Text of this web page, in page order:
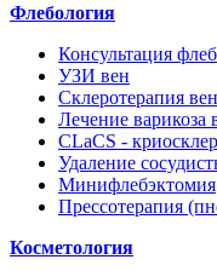
Флебология
Консультация
УЗИ вен
Склеротерапия вен
Лечение
CLaCS -
Удаление
Минифлебэктомия
Прессотерапия
Косметология